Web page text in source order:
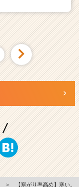
＞
【寒がり率高め】寒い。